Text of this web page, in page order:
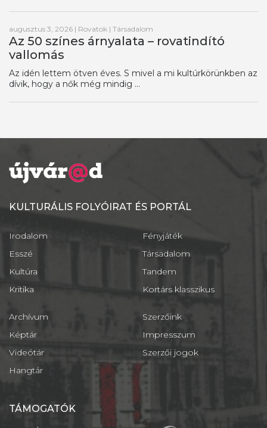
augusztus 3, 2026 | Rovatok | Társadalom
Az 50 színes árnyalata – rovatindító
vallomás
Az idén lettem ötven éves. S mivel a mi kultúrkörünkben az
dívik, hogy a nők még mindig ...
KULTURÁLIS FOLYÓIRAT ÉS PORTÁL
Irodalom
Esszé
Kultúra
Kritika
Fényjáték
Társadalom
Tandem
Kortárs klasszikus
Archívum
Képtár
Videótár
Hangtár
Szerzőink
Impresszum
Szerzői jogok
TÁMOGATÓK